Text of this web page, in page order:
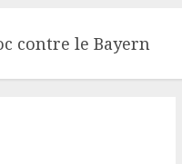
contre le Bayern